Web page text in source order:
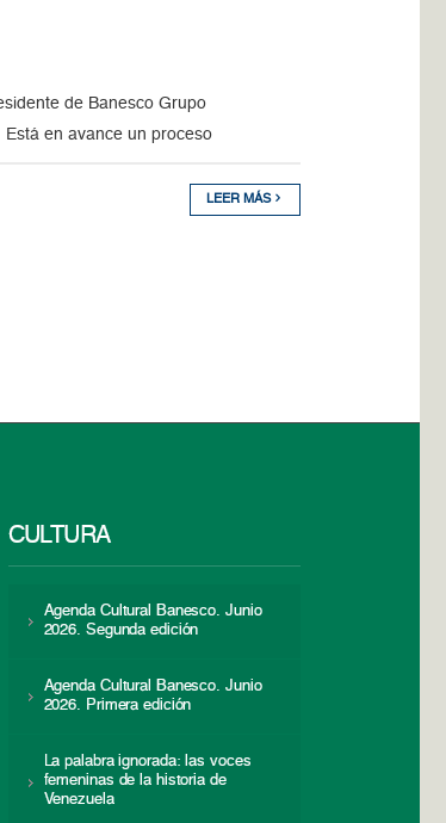
de Banesco Grupo
en avance un proceso
LEER MÁS
CULTURA
Agenda Cultural Banesco. Junio
2026. Segunda edición
Agenda Cultural Banesco. Junio
2026. Primera edición
La palabra ignorada: las voces
femeninas de la historia de
Venezuela